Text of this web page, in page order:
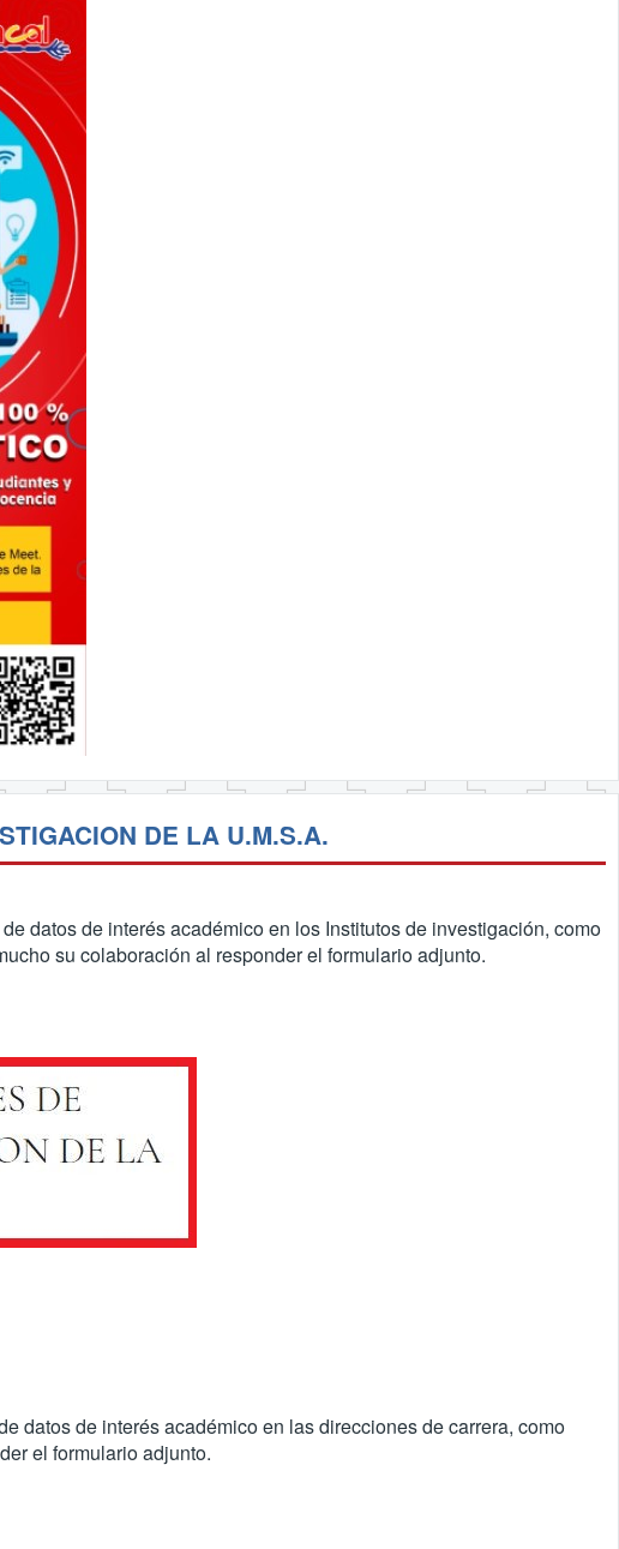
DE LA U.M.S.A.
datos de interés académico en los Institutos de investigación, como
su colaboración al responder el formulario adjunto.
datos de interés académico en las direcciones de carrera, como
el formulario adjunto.